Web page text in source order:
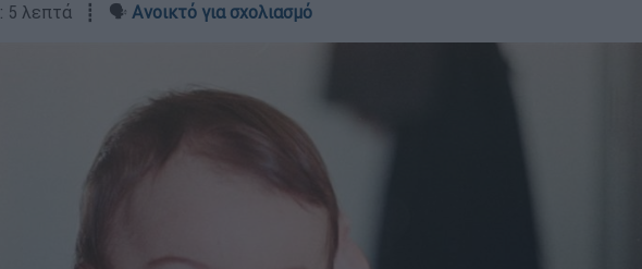
5 λεπτά ┋ 🗣️ Ανοικτό για σχολιασμό